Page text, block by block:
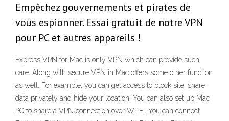
Empêchez gouvernements et pirates de
vous espionner. Essai gratuit de notre VPN
pour PC et autres appareils !
Express VPN for Mac is only VPN which can provide such
care. Along with secure VPN in Mac offers some other function
as well. For example, you can get access to block site, share
data privately and hide your location. You can also set up Mac
PC to share a VPN connection over Wi-Fi. You can connect